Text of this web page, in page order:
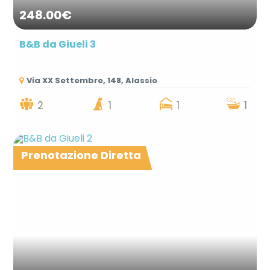
248.00€
B&B da Giueli 3
Via XX Settembre, 148, Alassio
2
Prenotazione Diretta